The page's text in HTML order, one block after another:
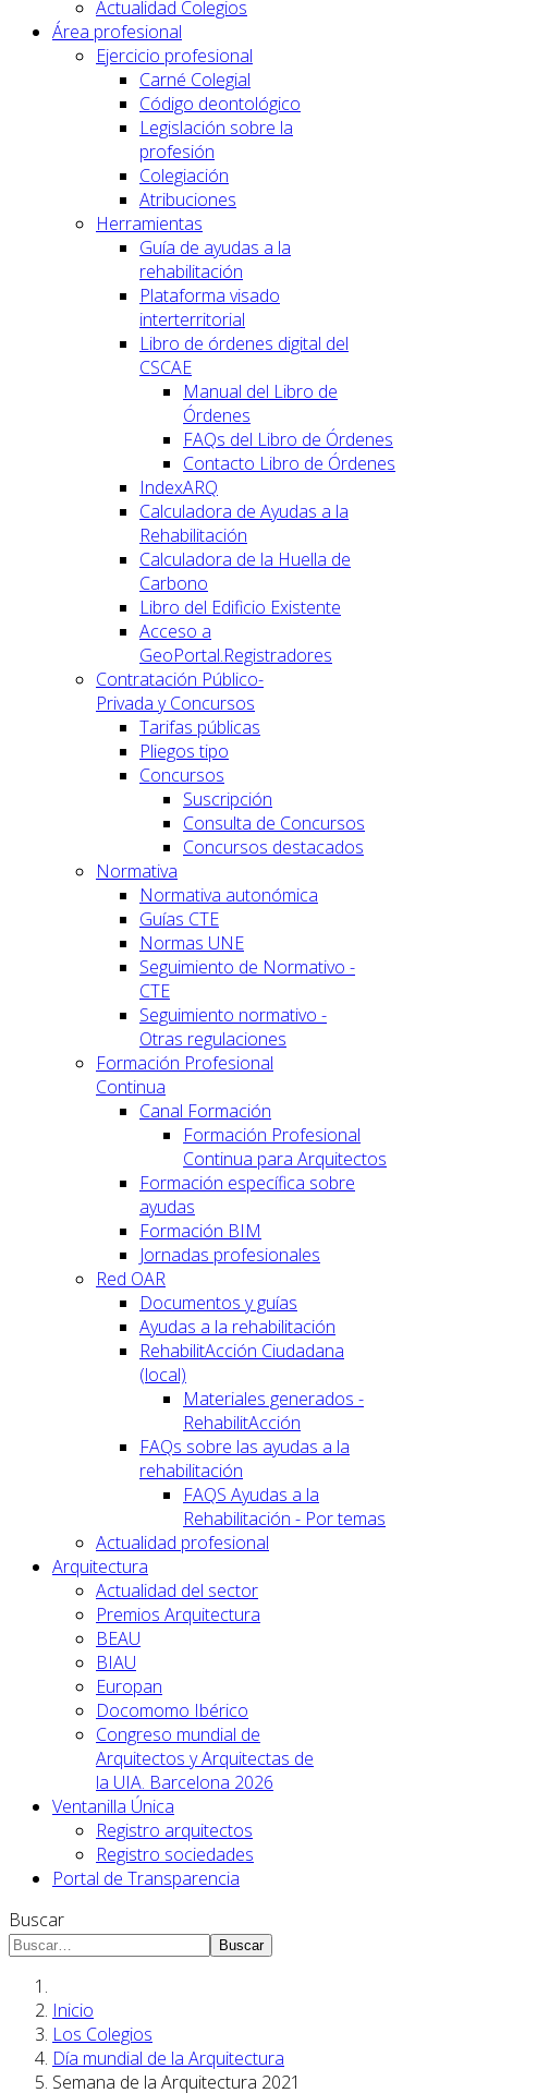
Actualidad Colegios
Área profesional
Ejercicio profesional
Carné Colegial
Código deontológico
Legislación sobre la
profesión
Colegiación
Atribuciones
Herramientas
Guía de ayudas a la
rehabilitación
Plataforma visado
interterritorial
Libro de órdenes digital del
CSCAE
Manual del Libro de
Órdenes
FAQs del Libro de Órdenes
Contacto Libro de Órdenes
IndexARQ
Calculadora de Ayudas a la
Rehabilitación
Calculadora de la Huella de
Carbono
Libro del Edificio Existente
Acceso a
GeoPortal.Registradores
Contratación Público-
Privada y Concursos
Tarifas públicas
Pliegos tipo
Concursos
Suscripción
Consulta de Concursos
Concursos destacados
Normativa
Normativa autonómica
Guías CTE
Normas UNE
Seguimiento de Normativo -
CTE
Seguimiento normativo -
Otras regulaciones
Formación Profesional
Continua
Canal Formación
Formación Profesional
Continua para Arquitectos
Formación específica sobre
ayudas
Formación BIM
Jornadas profesionales
Red OAR
Documentos y guías
Ayudas a la rehabilitación
RehabilitAcción Ciudadana
(local)
Materiales generados -
RehabilitAcción
FAQs sobre las ayudas a la
rehabilitación
FAQS Ayudas a la
Rehabilitación - Por temas
Actualidad profesional
Arquitectura
Actualidad del sector
Premios Arquitectura
BEAU
BIAU
Europan
Docomomo Ibérico
Congreso mundial de
Arquitectos y Arquitectas de
la UIA. Barcelona 2026
Ventanilla Única
Registro arquitectos
Registro sociedades
Portal de Transparencia
Buscar
Buscar
Inicio
Los Colegios
Día mundial de la Arquitectura
Semana de la Arquitectura 2021